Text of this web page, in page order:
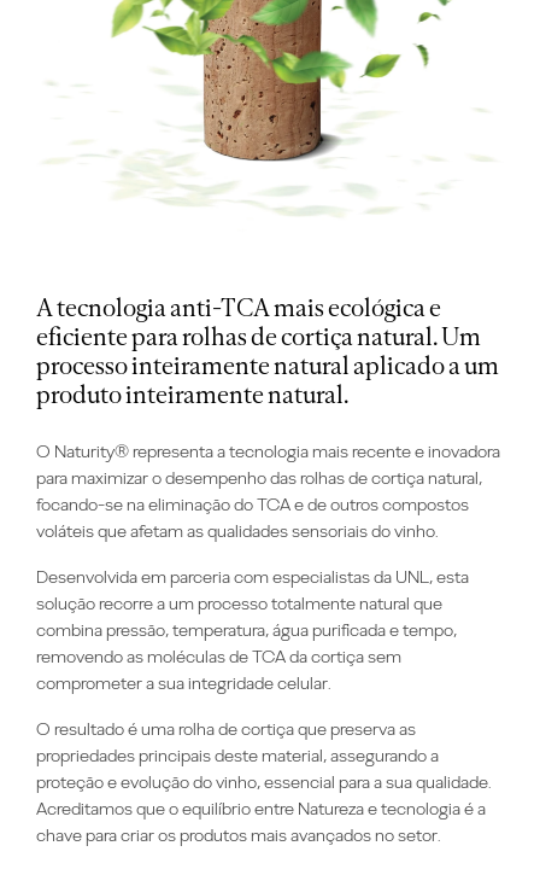
A tecnologia anti-TCA mais ecológica e
eficiente para rolhas de cortiça natural. Um
processo inteiramente natural aplicado a um
produto inteiramente natural.
O Naturity® representa a tecnologia mais recente e inovadora
para maximizar o desempenho das rolhas de cortiça natural,
focando-se na eliminação do TCA e de outros compostos
voláteis que afetam as qualidades sensoriais do vinho.
Desenvolvida em parceria com especialistas da UNL, esta
solução recorre a um processo totalmente natural que
combina pressão, temperatura, água purificada e tempo,
removendo as moléculas de TCA da cortiça sem
comprometer a sua integridade celular.
O resultado é uma rolha de cortiça que preserva as
propriedades principais deste material, assegurando a
proteção e evolução do vinho, essencial para a sua qualidade.
Acreditamos que o equilíbrio entre Natureza e tecnologia é a
chave para criar os produtos mais avançados no setor.